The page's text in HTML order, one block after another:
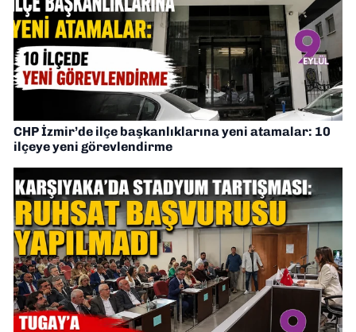
CHP İzmir’de ilçe başkanlıklarına yeni atamalar: 10
ilçeye yeni görevlendirme